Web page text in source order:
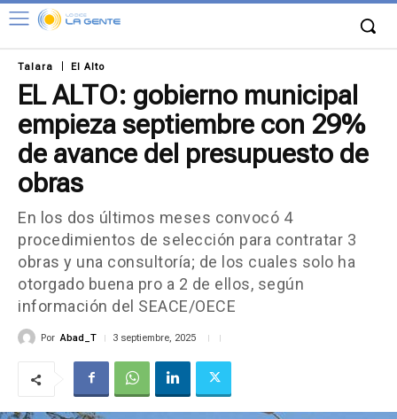
Talara El Alto
EL ALTO: gobierno municipal
empieza septiembre con 29%
de avance del presupuesto de
obras
En los dos últimos meses convocó 4
procedimientos de selección para contratar 3
obras y una consultoría; de los cuales solo ha
otorgado buena pro a 2 de ellos, según
información del SEACE/OECE
Por Abad_T 3 septiembre, 2025